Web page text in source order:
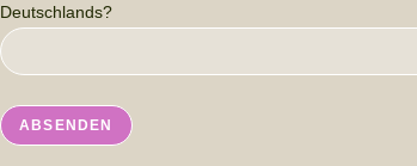
Deutschlands?